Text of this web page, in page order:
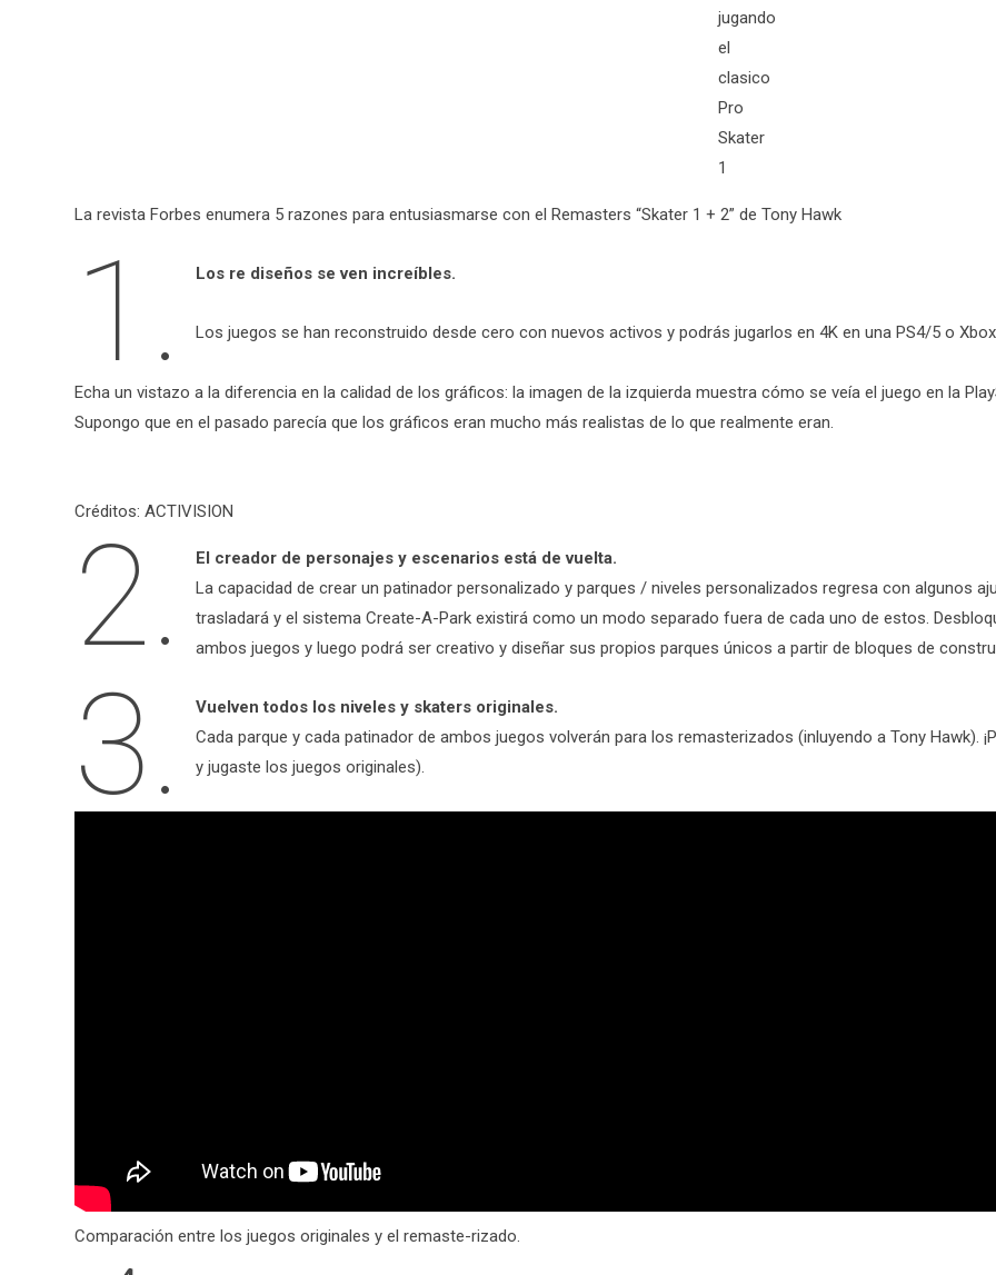
jugando
el
clasico
Pro
Skater
1
La revista Forbes enumera 5 razones para entusiasmarse con el Remasters “Skater 1 + 2” de Tony Hawk
1. Los re diseños se ven increíbles.
Los juegos se han reconstruido desde cero con nuevos activos y podrás jugarlos en 4K en una PS4/5 o
Echa un vistazo a la diferencia en la calidad de los gráficos: la imagen de la izquierda muestra cómo se veía el juego en la
Supongo que en el pasado parecía que los gráficos eran mucho más realistas de lo que realmente eran.
Créditos: ACTIVISION
2.
El creador de personajes y escenarios está de vuelta.
La capacidad de crear un patinador personalizado y parques / niveles personalizados regresa con algunos
trasladará y el sistema Create-A-Park existirá como un modo separado fuera de cada uno de estos.
ambos juegos y luego podrá ser creativo y diseñar sus propios parques únicos a partir de bloques de
3.
Vuelven todos los niveles y skaters originales.
Cada parque y cada patinador de ambos juegos volverán para los remasterizados (inluyendo a Tony Hawk).
y jugaste los juegos originales).
Comparación entre los juegos originales y el remaste-rizado.